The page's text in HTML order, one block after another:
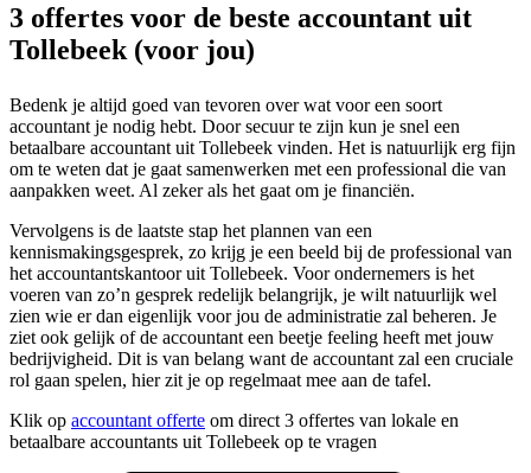
3 offertes voor de beste accountant uit
Tollebeek (voor jou)
Bedenk je altijd goed van tevoren over wat voor een soort
accountant je nodig hebt. Door secuur te zijn kun je snel een
betaalbare accountant uit Tollebeek vinden. Het is natuurlijk erg fijn
om te weten dat je gaat samenwerken met een professional die van
aanpakken weet. Al zeker als het gaat om je financiën.
Vervolgens is de laatste stap het plannen van een
kennismakingsgesprek, zo krijg je een beeld bij de professional van
het accountantskantoor uit Tollebeek. Voor ondernemers is het
voeren van zo’n gesprek redelijk belangrijk, je wilt natuurlijk wel
zien wie er dan eigenlijk voor jou de administratie zal beheren. Je
ziet ook gelijk of de accountant een beetje feeling heeft met jouw
bedrijvigheid. Dit is van belang want de accountant zal een cruciale
rol gaan spelen, hier zit je op regelmaat mee aan de tafel.
Klik op accountant offerte om direct 3 offertes van lokale en
betaalbare accountants uit Tollebeek op te vragen